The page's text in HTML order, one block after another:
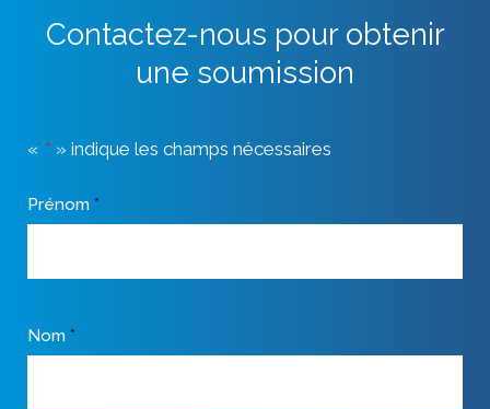
Contactez-nous pour obtenir
une soumission
« * » indique les champs nécessaires
Prénom *
Nom *